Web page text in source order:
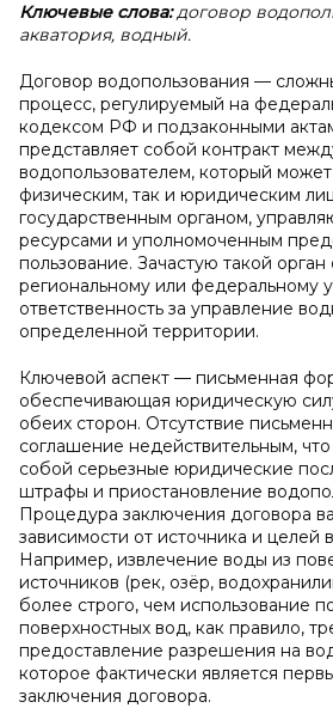
Ключевые слова:договор
акватория, водный.
Договор водопользования —
процесс, регулируемый на
кодексом РФ и подзаконными
представляет собой контракт
водопользователем, который
физическим, так и юридическим
государственным органом,
ресурсами и уполномоченным
пользование. Зачастую такой орган
региональному или федеральному
ответственность за управление
определенной территории.
Ключевой аспект — письменная
обеспечивающая юридическую
обеих сторон. Отсутствие
соглашение недействительным,
собой серьезные юридические
штрафы и приостановление
Процедура заключения договора
зависимости от источника и целей
Например, извлечение воды из
источников (рек, озёр,
более строго, чем использование
поверхностных вод, как правило,
предоставление разрешения на
которое фактически является
заключения договора.